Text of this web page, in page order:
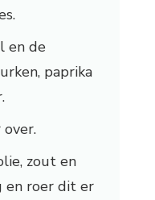
en de
paprika
zout en
en roer dit er